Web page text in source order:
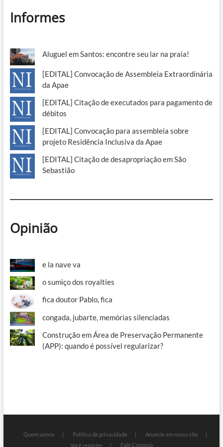
Informes
Aluguel em Santos: encontre seu lar na praia!
[EDITAL] Convocação de Assembleia Extraordinária
da Apae
[EDITAL] Citação de executados para pagamento de
débitos
[EDITAL] Convocação para assembleia sobre
projeto Residência Inclusiva da Apae
[EDITAL] Citação de desapropriação em São
Sebastião
Opinião
e la nave va
o sumiço dos royalties
fica doutor Pablo, fica
congada, jubarte, memórias silenciadas
Construção em Área de Preservação Permanente
(APP): quando é possível regularizar?
Quem somos Política de privacidade
Anuncie em nosso site
Você repórter
Fale Conosco